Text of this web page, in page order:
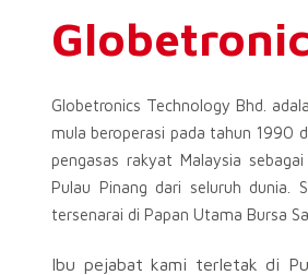
Globetronics Technology Bhd.
mula beroperasi pada tahun 1990
pengasas rakyat Malaysia
Pulau Pinang dari seluruh
tersenarai di Papan Utama Bursa
Ibu pejabat kami terletak di